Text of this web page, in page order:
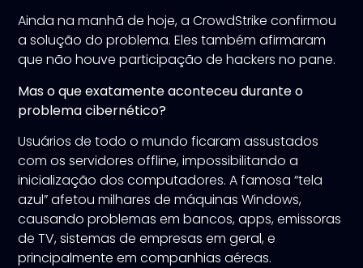
Ainda na manhã de hoje, a CrowdStrike confirmou
a solução do problema. Eles também afirmaram
que não houve participação de hackers no pane.
Mas o que exatamente aconteceu durante o
problema cibernético?
Usuários de todo o mundo ficaram assustados
com os servidores offline, impossibilitando a
inicialização dos computadores. A famosa “tela
azul” afetou milhares de máquinas Windows,
causando problemas em bancos, apps, emissoras
de TV, sistemas de empresas em geral, e
principalmente em companhias aéreas.